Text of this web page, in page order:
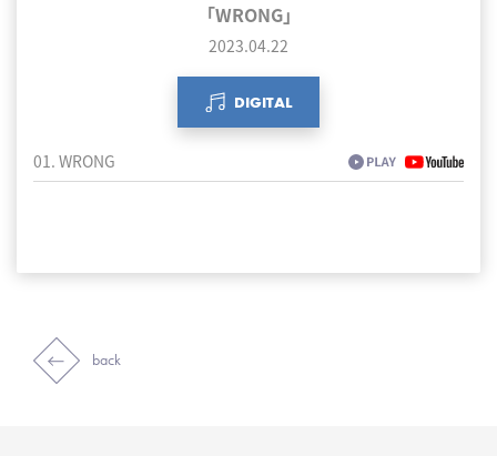
「WRONG」
2023.04.22
DIGITAL
01. WRONG
back